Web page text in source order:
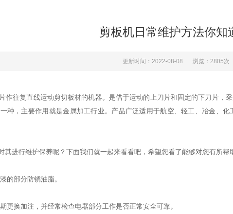
剪板机日常维护方法你知
更新时间：2022-08-08 浏览：2805次
往复直线运动剪切板材的机器。是借于运动的上刀片和固定的下刀片，
种，主要作用就是金属加工行业。产品广泛适用于航空、轻工、冶金、
进行维护保养呢？下面我们就一起来看看吧，希望您看了能够对您有所帮
部分防锈油脂。
换加注，并经常检查电器部分工作是否正常安全可靠。